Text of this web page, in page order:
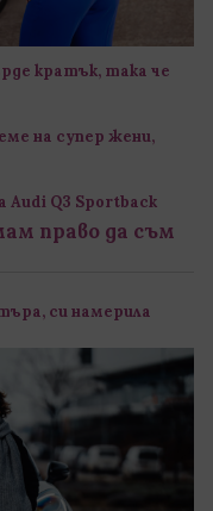
кратък, така че
на супер жени,
Audi Q3 Sportback
право да съм
си намерила